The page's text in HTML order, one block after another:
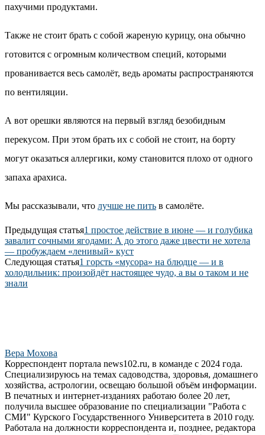
пахучими продуктами.
Также не стоит брать с собой жареную курицу, она обычно
готовится с огромным количеством специй, которыми
прованивается весь самолёт, ведь ароматы распространяются
по вентиляции.
А вот орешки являются на первый взгляд безобидным
перекусом. При этом брать их с собой не стоит, на борту
могут оказаться аллергики, кому становится плохо от одного
запаха арахиса.
Мы рассказывали, что лучше не пить в самолёте.
Предыдущая статья1 простое действие в июне — и голубика
завалит сочными ягодами: А до этого даже цвести не хотела
— пробуждаем «ленивый» куст
Следующая статья1 горсть «мусора» на блюдце — и в
холодильник: произойдёт настоящее чудо, а вы о таком и не
знали
Вера Мохова
Корреспондент портала news102.ru, в команде с 2024 года.
Специализируюсь на темах садоводства, здоровья, домашнего
хозяйства, астрологии, освещаю большой объём информации.
В печатных и интернет-изданиях работаю более 20 лет,
получила высшее образование по специализации "Работа с
СМИ" Курского Государственного Университета в 2010 году.
Работала на должности корреспондента и, позднее, редактора